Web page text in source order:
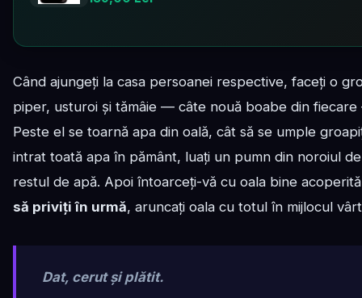
Când ajungeți la casa persoanei respective, faceți o
piper, usturoi și tămâie — câte nouă boabe din
Peste el se toarnă apa din oală, cât să se umple
intrat toată apa în pământ, luați un pumn din noroiul
restul de apă. Apoi întoarceți-vă cu oala bine
să priviți în urmă, aruncați oala cu totul în mijlocul
Dat, cerut și plătit.